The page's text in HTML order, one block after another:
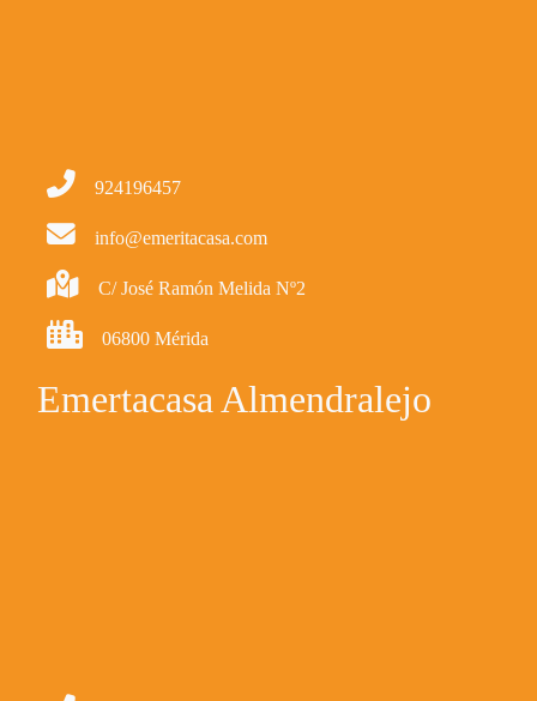
924196457
info@emeritacasa.com
C/ José Ramón Melida Nº2
06800 Mérida
Emertacasa Almendralejo